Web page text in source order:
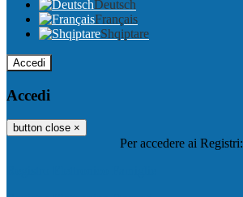
Deutsch
Français
Shqiptare
Accedi
Accedi
button close ×
Per accedere ai Registri: